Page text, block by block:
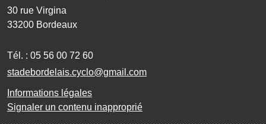
30 rue Virgina
33200 Bordeaux
Tél. : 05 56 00 72 60
stadebordelais.cyclo@gmail.com
Informations légales
Signaler un contenu inapproprié